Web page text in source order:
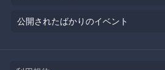
公開されたばかりのイベント